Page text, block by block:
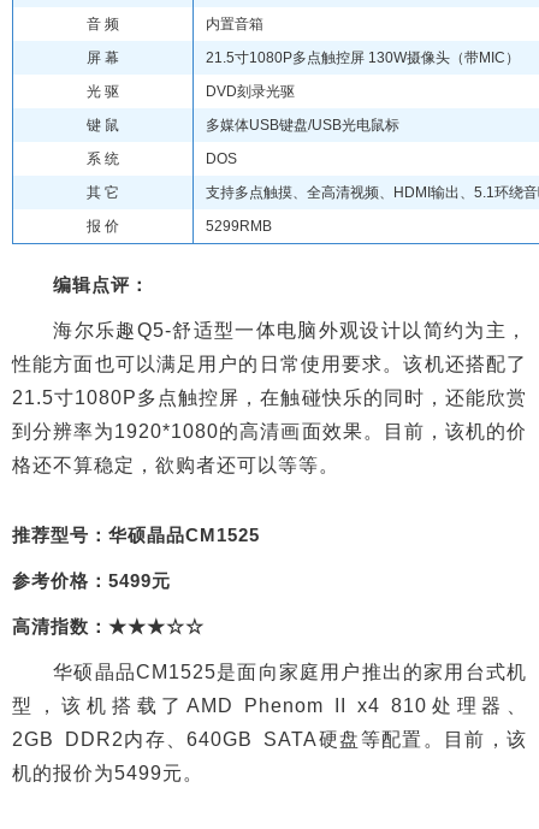
音 频
内置音箱
屏 幕
21.5寸1080P多点触控屏 130W摄像头（带MIC）
光 驱
DVD刻录光驱
键 鼠
多媒体USB键盘/USB光电鼠标
系 统
DOS
其 它
支持多点触摸、全高清视频、HDMI输出、5.1环绕
报 价
5299RMB
编辑点评：
海尔乐趣Q5-舒适型一体电脑外观设计以简约为主，
性能方面也可以满足用户的日常使用要求。该机还搭配了
21.5寸1080P多点触控屏，在触碰快乐的同时，还能欣赏
到分辨率为1920*1080的高清画面效果。目前，该机的价
格还不算稳定，欲购者还可以等等。
推荐型号：华硕晶品CM1525
参考价格：5499元
高清指数：★★★☆☆
华硕晶品CM1525是面向家庭用户推出的家用台式机
型，该机搭载了AMD Phenom II x4 810处理器、
2GB DDR2内存、640GB SATA硬盘等配置。目前，该
机的报价为5499元。